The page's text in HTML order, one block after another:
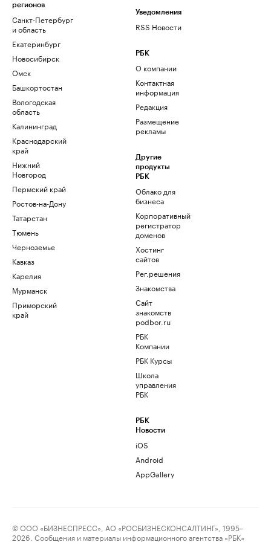
регионов
Санкт-Петербург
и область
Екатеринбург
Новосибирск
Омск
Башкортостан
Вологодская
область
Калининград
Краснодарский
край
Нижний
Новгород
Пермский край
Ростов-на-Дону
Татарстан
Тюмень
Черноземье
Кавказ
Карелия
Мурманск
Приморский
край
Уведомления
RSS Новости
РБК
О компании
Контактная
информация
Редакция
Размещение
рекламы
Другие
продукты
РБК
Облако для
бизнеса
Корпоративный
регистратор
доменов
Хостинг
сайтов
Рег.решения
Знакомства
Сайт
знакомств
podbor.ru
РБК
Компании
РБК Курсы
Школа
управления
РБК
РБК
Новости
iOS
Android
AppGallery
© ООО «БИЗНЕСПРЕСС», АО «РОСБИЗНЕСКОНСАЛТИНГ», 1995–
2026. Сообщения и материалы информационного агентства «РБК»